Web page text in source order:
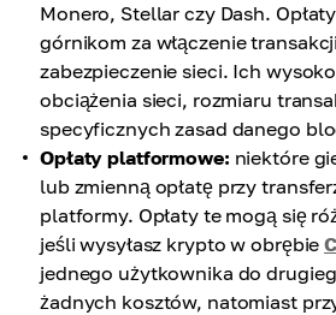
Monero, Stellar czy Dash.
górnikom za włączenie
zabezpieczenie sieci. Ich
obciążenia sieci, rozmiaru
specyficznych zasad danego
Opłaty platformowe: niektóre
lub zmienną opłatę przy
platformy. Opłaty te mogą się
jeśli wysyłasz krypto w obrębie
jednego użytkownika do
żadnych kosztów, natomiast